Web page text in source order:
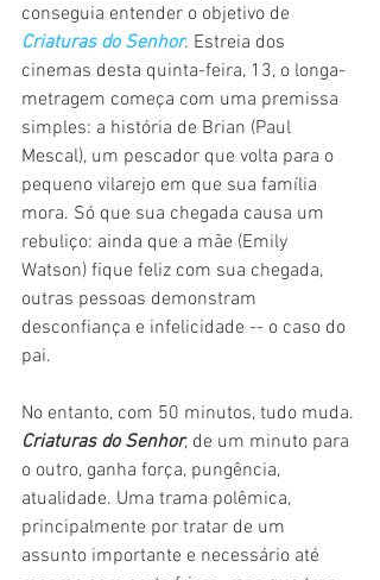
conseguia entender o objetivo de
Criaturas do Senhor. Estreia dos
cinemas desta quinta-feira, 13, o longa-
metragem começa com uma premissa
simples: a história de Brian (Paul
Mescal), um pescador que volta para o
pequeno vilarejo em que sua família
mora. Só que sua chegada causa um
rebuliço: ainda que a mãe (Emily
Watson) fique feliz com sua chegada,
outras pessoas demonstram
desconfiança e infelicidade -- o caso do
pai.
No entanto, com 50 minutos, tudo muda.
Criaturas do Senhor, de um minuto para
o outro, ganha força, pungência,
atualidade. Uma trama polêmica,
principalmente por tratar de um
assunto importante e necessário até